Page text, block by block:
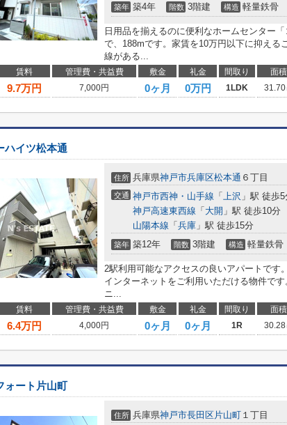
築年 築4年 階数 3階建 構造 軽量鉄骨
日用品を揃えるのに便利なホームセンター
で、188mです。家賃を10万円以下に抑える
線がある...
賃料 管理費・共益費 敷金 礼金 間取り 面積
9.7万円 7,000円 0ヶ月 0万円 1LDK 31.70
ハイツ松本通
住所 兵庫県神戸市兵庫区松本通 ６丁目
交通 神戸市西神・山手線 「 上沢 」駅 徒歩5
神戸高速東西線 「 大開 」駅 徒歩10分
山陽本線 「 兵庫 」駅 徒歩15分
築年 築12年 階数 3階建 構造 軽量鉄骨
2駅利用可能なアクセスの良いアパートです
インターネットをご利用いただける物件で
ニ...
賃料 管理費・共益費 敷金 礼金 間取り 面積
6.4万円 4,000円 0ヶ月 0ヶ月 1R 30.28
ォート片山町
住所 兵庫県神戸市長田区片山町 １丁目